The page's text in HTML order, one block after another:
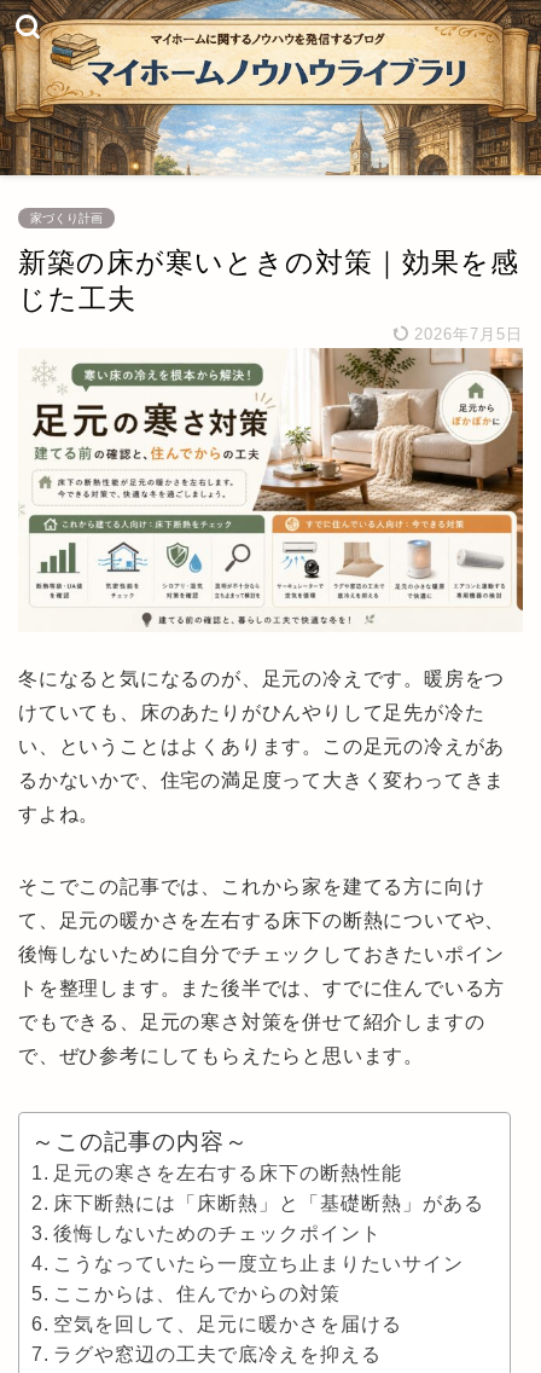
家づくり計画
新築の床が寒いときの対策｜効果を感
じた工夫
2026年7月5日
冬になると気になるのが、足元の冷えです。暖房をつ
けていても、床のあたりがひんやりして足先が冷た
い、ということはよくあります。この足元の冷えがあ
るかないかで、住宅の満足度って大きく変わってきま
すよね。
そこでこの記事では、これから家を建てる方に向け
て、足元の暖かさを左右する床下の断熱についてや、
後悔しないために自分でチェックしておきたいポイン
トを整理します。また後半では、すでに住んでいる方
でもできる、足元の寒さ対策を併せて紹介しますの
で、ぜひ参考にしてもらえたらと思います。
～この記事の内容～
足元の寒さを左右する床下の断熱性能
床下断熱には「床断熱」と「基礎断熱」がある
後悔しないためのチェックポイント
こうなっていたら一度立ち止まりたいサイン
ここからは、住んでからの対策
空気を回して、足元に暖かさを届ける
ラグや窓辺の工夫で底冷えを抑える